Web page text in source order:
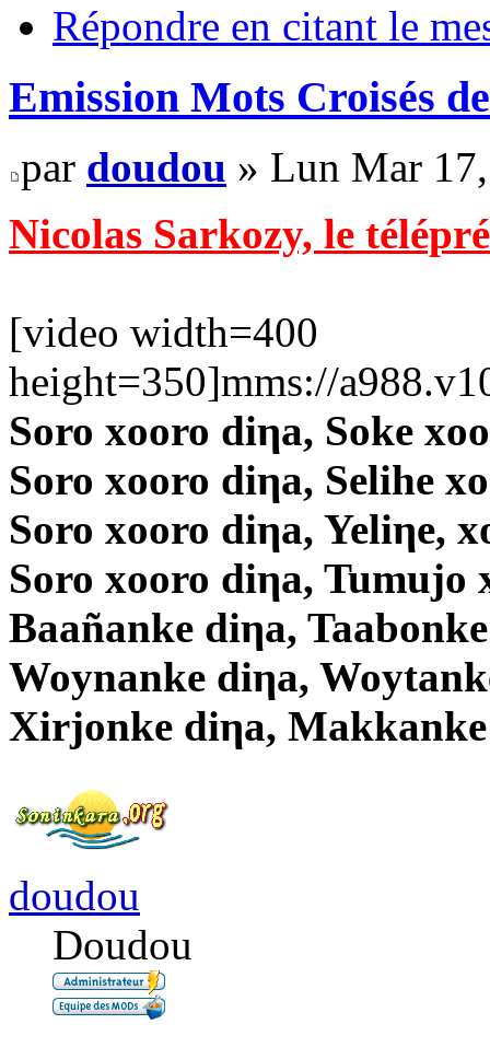
Répondre en citant le
Emission Mots Croisés
par doudou » Lun Mar
Nicolas Sarkozy, le
[video width=400
height=350]mms://
Soro xooro diηa, Soke
Soro xooro diηa, Selihe
Soro xooro diηa, Yeliηe,
Soro xooro diηa, Tumujo
Baañanke diηa,
Woynanke diηa,
Xirjonke diηa,
doudou
Doudou